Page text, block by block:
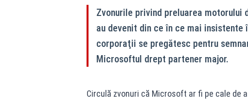
Zvonurile privind preluarea
au devenit din ce în ce mai
corporaţii se pregătesc pentru
Microsoftul drept partener major.
Circulă zvonuri că Microsoft ar fi pe cale de